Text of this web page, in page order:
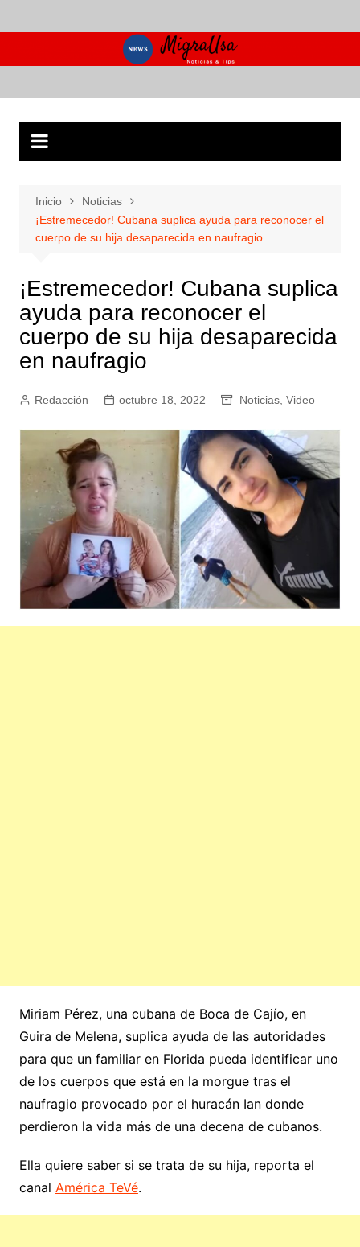
al
Inicio
Noticias
¡Estremecedor! Cubana suplica ayuda para reconocer el
cuerpo de su hija desaparecida en naufragio
¡Estremecedor! Cubana suplica
ayuda para reconocer el
cuerpo de su hija desaparecida
en naufragio
Redacción octubre 18, 2022 Noticias, Video
Miriam Pérez, una cubana de Boca de Cajío, en
Guira de Melena, suplica ayuda de las autoridades
para que un familiar en Florida pueda identificar uno
de los cuerpos que está en la morgue tras el
naufragio provocado por el huracán Ian donde
perdieron la vida más de una decena de cubanos.
Ella quiere saber si se trata de su hija, reporta el
canal América TeVé.